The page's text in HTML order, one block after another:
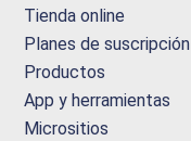
Tienda online
Planes de suscripción
Productos
App y herramientas
Micrositios